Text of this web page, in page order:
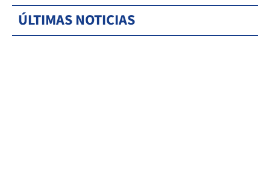
ÚLTIMAS NOTICIAS